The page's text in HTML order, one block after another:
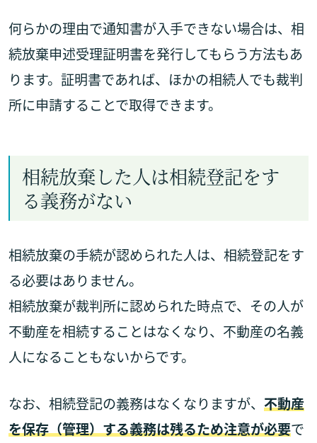
何らかの理由で通知書が入手できない場合は、相
続放棄申述受理証明書を発行してもらう方法もあ
ります。証明書であれば、ほかの相続人でも裁判
所に申請することで取得できます。
相続放棄した人は相続登記をす
る義務がない
相続放棄の手続が認められた人は、相続登記をす
る必要はありません。
相続放棄が裁判所に認められた時点で、その人が
不動産を相続することはなくなり、不動産の名義
人になることもないからです。
なお、相続登記の義務はなくなりますが、 不動産
を保存（管理）する義務は残るため注意が必要で